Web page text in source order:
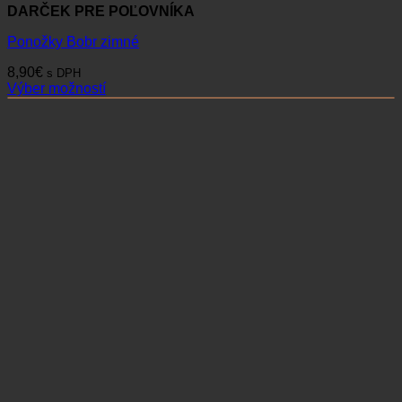
DARČEK PRE POĽOVNÍKA
Ponožky Bobr zimné
8,90€ s DPH
Výber možností
Tento